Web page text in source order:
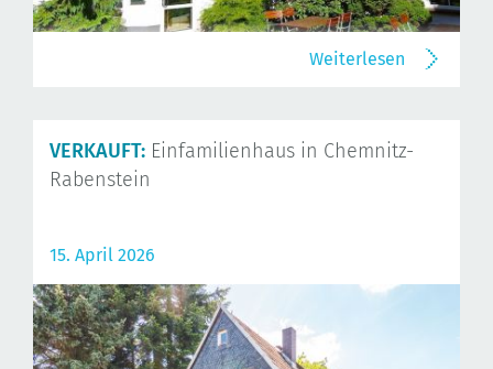
Weiterlesen
VERKAUFT: Einfamilienhaus in Chemnitz-
Rabenstein
15. April 2026